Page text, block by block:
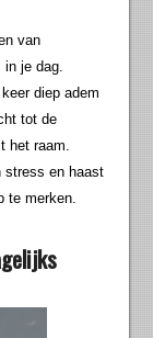
van
je dag.
diep adem
tot de
het raam.
stress en haast
te merken.